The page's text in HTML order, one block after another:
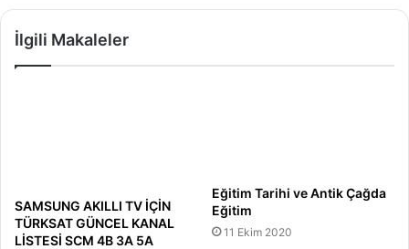
İlgili Makaleler
SAMSUNG AKILLI TV İÇİN
TÜRKSAT GÜNCEL KANAL
LİSTESİ SCM 4B 3A 5A
Eğitim Tarihi ve Antik Çağda
Eğitim
11 Ekim 2020